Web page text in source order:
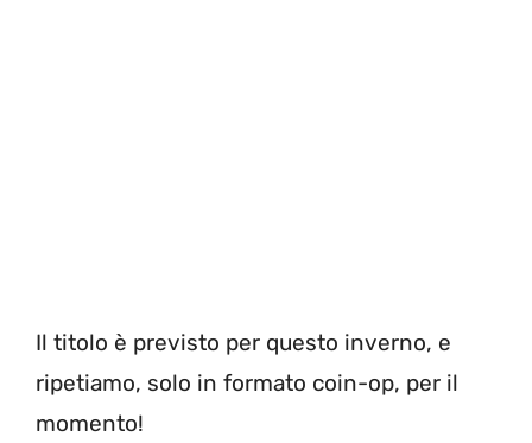
Il titolo è previsto per questo inverno, e
ripetiamo, solo in formato coin-op, per il
momento!